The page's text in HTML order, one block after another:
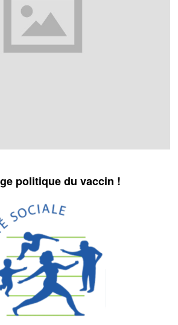
politique du vaccin !